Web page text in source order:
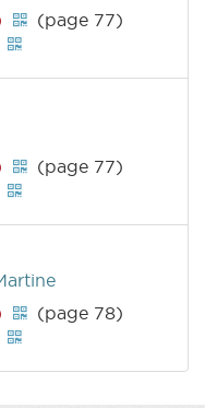
(page 77)
(page 77)
(page 78)